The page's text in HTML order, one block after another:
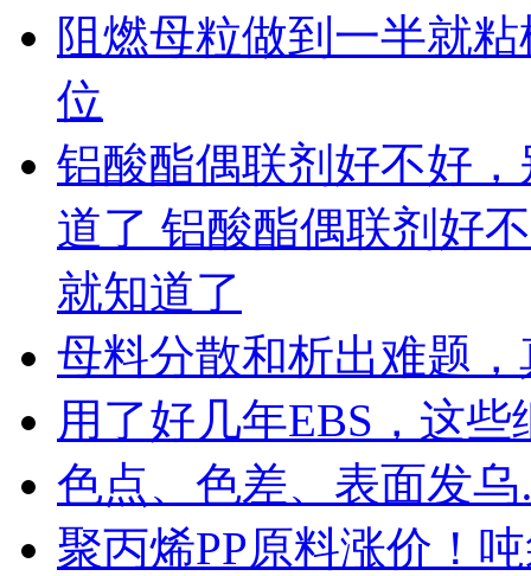
阻燃母粒做到一半就
位
铝酸酯偶联剂好不好
道了 铝酸酯偶联剂好
就知道了
母料分散和析出难题
用了好几年EBS，这
色点、色差、表面发
聚丙烯PP原料涨价！